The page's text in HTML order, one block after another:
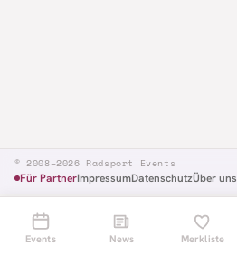
© 2008–2026 Radsport Events
Für PartnerImpressumDatenschutzÜber uns
Events News Merkliste